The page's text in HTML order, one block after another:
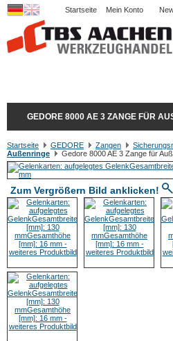
Startseite Mein Konto
GEDORE 8000 AE 3 ZANGE FÜR
Startseite GEDORE Zangen
Außenringe
Gedore 8000 AE 3 Zange für
Zum Vergrößern Bild anklicken!